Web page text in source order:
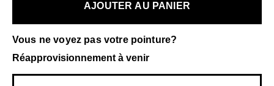
AJOUTER AU PANIER
Vous ne voyez pas votre pointure?
Réapprovisionnement à venir